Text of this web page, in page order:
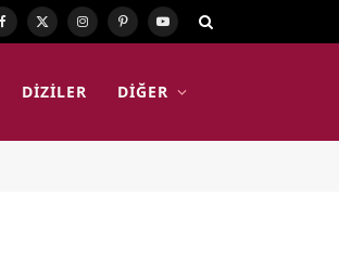
Facebook
X
Instagram
PinterestYouTube
DIZILER DIĞER